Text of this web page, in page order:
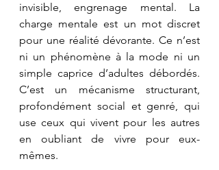
invisible, engrenage mental. La
charge mentale est un mot discret
pour une réalité dévorante. Ce n’est
ni un phénomène à la mode ni un
simple caprice d’adultes débordés.
C’est un mécanisme structurant,
profondément social et genré, qui
use ceux qui vivent pour les autres
en oubliant de vivre pour eux-
mêmes.